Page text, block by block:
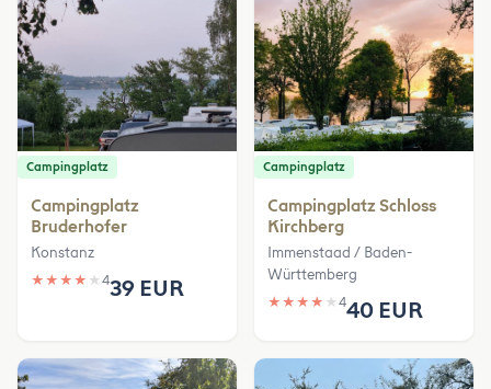
Campingplatz
Campingplatz
Bruderhofer
Konstanz
★ ★ ★ ★ ★ 439 EUR
Campingplatz
Campingplatz Schloss
Kirchberg
Immenstaad / Baden-
Württemberg
★ ★ ★ ★ ★ 440 EUR